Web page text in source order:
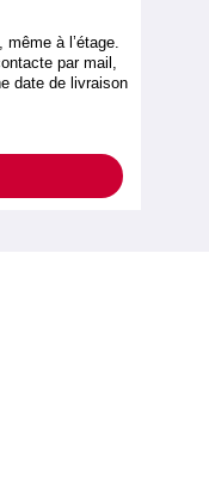
à l’étage.
par mail,
date de livraison